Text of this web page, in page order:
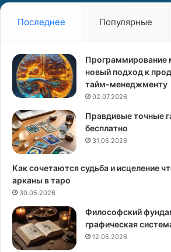
р
н
С
н
е
Последнее Популярные
Программирование
новый подход к
тайм-менеджменту
02.07.2026
Правдивые точные
бесплатно
31.05.2026
Как сочетаются судьба и исцеление
арканы в таро
30.05.2026
Философский
графическая
12.05.2026